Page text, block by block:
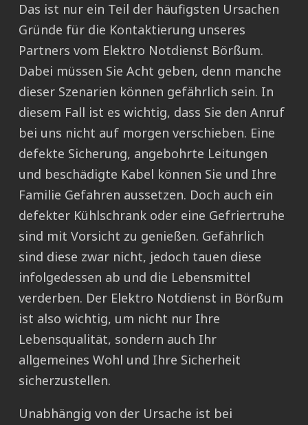
Das ist nur ein Teil der häufigsten Ursachen
Gründe für die Kontaktierung unseres
Partners vom Elektro Notdienst Börßum.
Dabei müssen Sie Acht geben, denn manche
dieser Szenarien können gefährlich sein. In
diesem Fall ist es wichtig, dass Sie den Anruf
bei uns nicht auf morgen verschieben. Eine
defekte Sicherung, angebohrte Leitungen
und beschädigte Kabel können Sie und Ihre
Familie Gefahren aussetzen. Doch auch ein
defekter Kühlschrank oder eine Gefriertruhe
sind mit Vorsicht zu genießen. Gefährlich
sind diese zwar nicht, jedoch tauen diese
infolgedessen ab und die Lebensmittel
verderben. Der Elektro Notdienst in Börßum
ist also wichtig, um nicht nur Ihre
Lebensqualität, sondern auch Ihr
allgemeines Wohl und Ihre Sicherheit
sicherzustellen.
Unabhängig von der Ursache ist bei